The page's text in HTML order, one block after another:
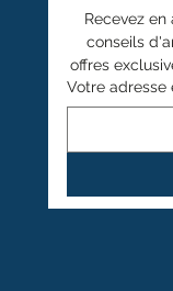
Recevez
conseils
offres
Votre adresse